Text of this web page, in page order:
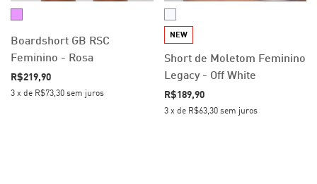
Boardshort GB RSC
Feminino - Rosa
R$219,90
3 x de R$73,30 sem juros
NEW
Short de Moletom Feminino
Legacy - Off White
R$189,90
3 x de R$63,30 sem juros